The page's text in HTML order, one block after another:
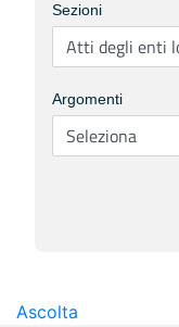
Sezioni
Argomenti
Ascolta